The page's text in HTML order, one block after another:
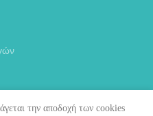
την αποδοχή των cookies